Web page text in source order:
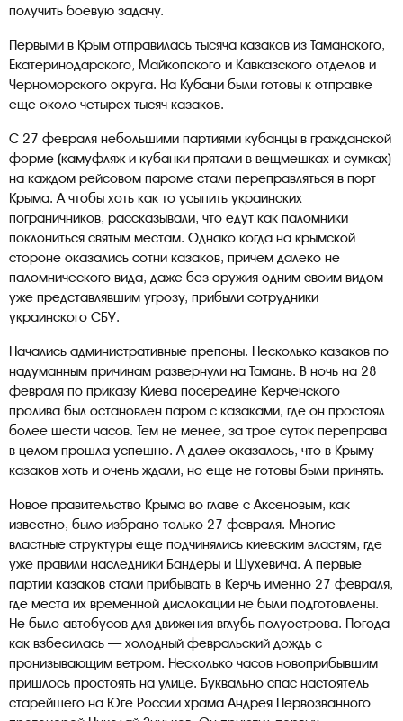
получить боевую задачу.
Первыми в Крым отправилась тысяча казаков из Таманского,
Екатеринодарского, Майкопского и Кавказского отделов и
Черноморского округа. На Кубани были готовы к отправке
еще около четырех тысяч казаков.
С 27 февраля небольшими партиями кубанцы в гражданской
форме (камуфляж и кубанки прятали в вещмешках и сумках)
на каждом рейсовом пароме стали переправляться в порт
Крыма. А чтобы хоть как то усыпить украинских
пограничников, рассказывали, что едут как паломники
поклониться святым местам. Однако когда на крымской
стороне оказались сотни казаков, причем далеко не
паломнического вида, даже без оружия одним своим видом
уже представлявшим угрозу, прибыли сотрудники
украинского СБУ.
Начались административные препоны. Несколько казаков по
надуманным причинам развернули на Тамань. В ночь на 28
февраля по приказу Киева посередине Керченского
пролива был остановлен паром с казаками, где он простоял
более шести часов. Тем не менее, за трое суток переправа
в целом прошла успешно. А далее оказалось, что в Крыму
казаков хоть и очень ждали, но еще не готовы были принять.
Новое правительство Крыма во главе с Аксеновым, как
известно, было избрано только 27 февраля. Многие
властные структуры еще подчинялись киевским властям, где
уже правили наследники Бандеры и Шухевича. А первые
партии казаков стали прибывать в Керчь именно 27 февраля,
где места их временной дислокации не были подготовлены.
Не было автобусов для движения вглубь полуострова. Погода
как взбесилась — холодный февральский дождь с
пронизывающим ветром. Несколько часов новоприбывшим
пришлось простоять на улице. Буквально спас настоятель
старейшего на Юге России храма Андрея Первозванного